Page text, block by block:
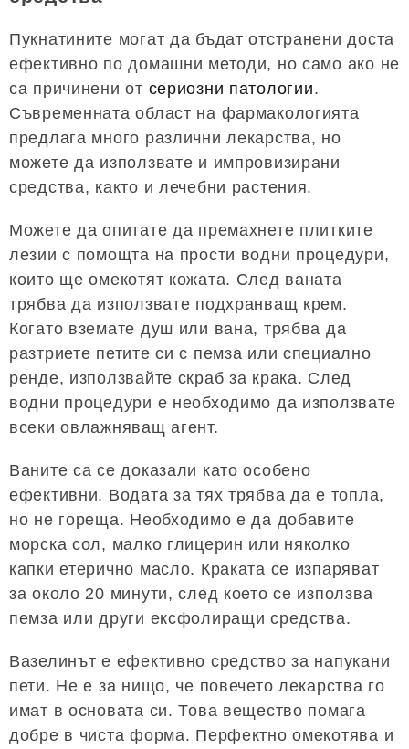
Пукнатините могат да бъдат отстранени доста
ефективно по домашни методи, но само ако не
са причинени от сериозни патологии.
Съвременната област на фармакологията
предлага много различни лекарства, но
можете да използвате и импровизирани
средства, както и лечебни растения.
Можете да опитате да премахнете плитките
лезии с помощта на прости водни процедури,
които ще омекотят кожата. След ваната
трябва да използвате подхранващ крем.
Когато вземате душ или вана, трябва да
разтриете петите си с пемза или специално
ренде, използвайте скраб за крака. След
водни процедури е необходимо да използвате
всеки овлажняващ агент.
Ваните са се доказали като особено
ефективни. Водата за тях трябва да е топла,
но не гореща. Необходимо е да добавите
морска сол, малко глицерин или няколко
капки етерично масло. Краката се изпаряват
за около 20 минути, след което се използва
пемза или други ексфолиращи средства.
Вазелинът е ефективно средство за напукани
пети. Не е за нищо, че повечето лекарства го
имат в основата си. Това вещество помага
добре в чиста форма. Перфектно омекотява и